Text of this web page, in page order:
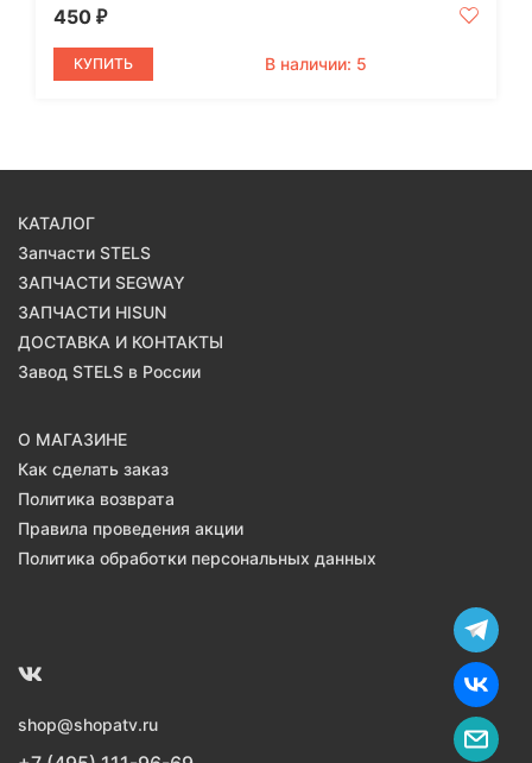
450 ₽
КУПИТЬ В наличии: 5
КАТАЛОГ
Запчасти STELS
ЗАПЧАСТИ SEGWAY
ЗАПЧАСТИ HISUN
ДОСТАВКА И КОНТАКТЫ
Завод STELS в России
О МАГАЗИНЕ
Как сделать заказ
Политика возврата
Правила проведения акции
Политика обработки персональных данных
shop@shopatv.ru